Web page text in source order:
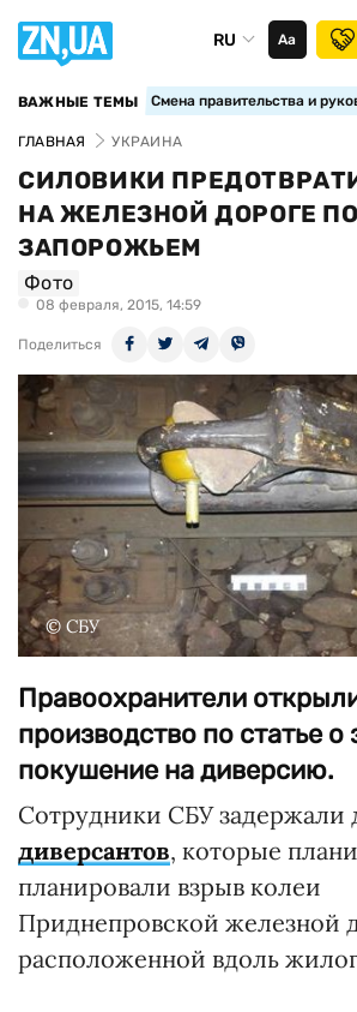
RU Аа
ВАЖНЫЕ ТЕМЫ Смена правительства и
ГЛАВНАЯ УКРАИНА
СИЛОВИКИ
НА ЖЕЛЕЗНОЙ ДОРОГЕ
ЗАПОРОЖЬЕМ
Фото
08 февраля, 2015, 14:59
Поделиться
© СБУ
Правоохранители
производство по статье
покушение на диверсию.
Сотрудники СБУ задержали
диверсантов, которые
планировали взрыв колеи
Приднепровской железной
расположенной вдоль